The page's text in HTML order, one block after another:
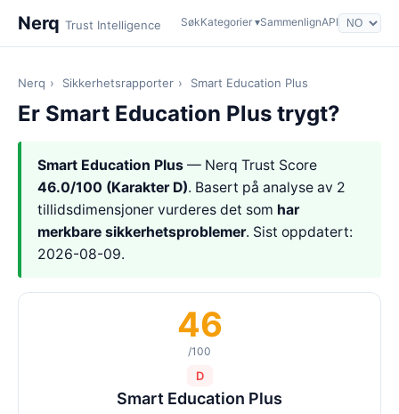
Nerq Trust Intelligence SøkKategorier ▾SammenlignAPI
Nerq › Sikkerhetsrapporter › Smart Education Plus
Er Smart Education Plus trygt?
Smart Education Plus — Nerq Trust Score
46.0/100 (Karakter D). Basert på analyse av 2
tillidsdimensjoner vurderes det som har
merkbare sikkerhetsproblemer. Sist oppdatert:
2026-08-09.
46
/100
D
Smart Education Plus